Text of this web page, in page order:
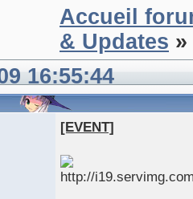
Accueil
& Updates
16:55:44
[EVENT]